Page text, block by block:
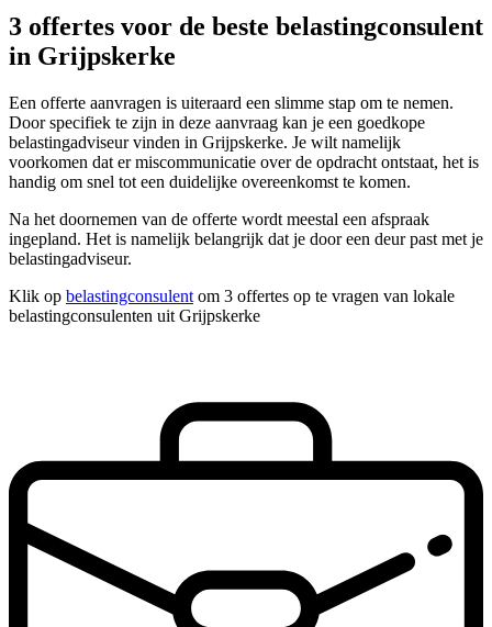
3 offertes voor de beste belastingconsulent
in Grijpskerke
Een offerte aanvragen is uiteraard een slimme stap om te nemen.
Door specifiek te zijn in deze aanvraag kan je een goedkope
belastingadviseur vinden in Grijpskerke. Je wilt namelijk
voorkomen dat er miscommunicatie over de opdracht ontstaat, het is
handig om snel tot een duidelijke overeenkomst te komen.
Na het doornemen van de offerte wordt meestal een afspraak
ingepland. Het is namelijk belangrijk dat je door een deur past met je
belastingadviseur.
Klik op belastingconsulent om 3 offertes op te vragen van lokale
belastingconsulenten uit Grijpskerke